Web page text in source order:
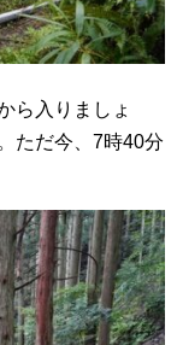
ら入りましょ
ただ今、7時40分